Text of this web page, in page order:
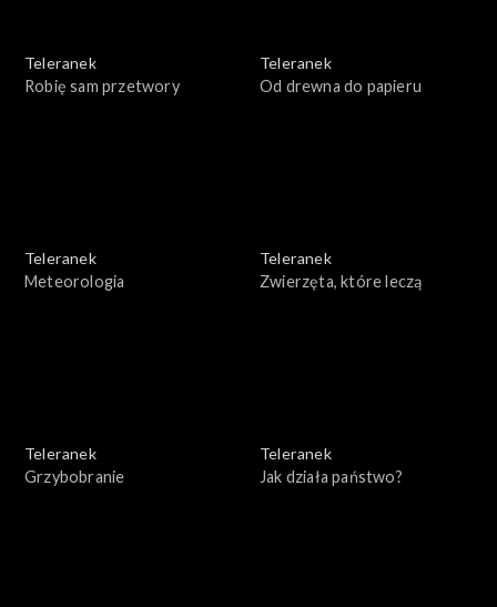
Teleranek
Robię sam przetwory
Teleranek
Od drewna do papieru
Teleranek
Meteorologia
Teleranek
Zwierzęta, które leczą
Teleranek
Grzybobranie
Teleranek
Jak działa państwo?